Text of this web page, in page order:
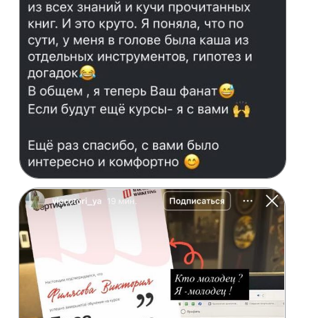
Оставить заявку
Начните выстраивать
систему уже сейчас
НУЖНА ПОМОЩЬ?
Если вы не можете оплатить обучение из другой
страны или хотите забронировать следующий
поток, напишите менеджеру, он поможет